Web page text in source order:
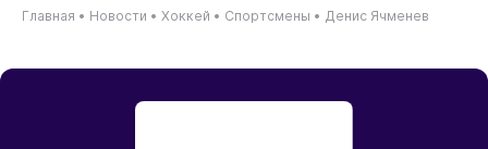
Главная • Новости • Хоккей • Спортсмены • Денис Ячменев